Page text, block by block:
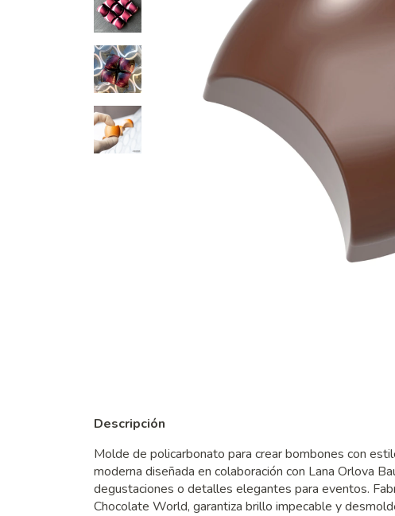
Descripción
Molde de policarbonato para crear bombones con
moderna diseñada en colaboración con Lana Orlova
degustaciones o detalles elegantes para eventos.
Chocolate World, garantiza brillo impecable y